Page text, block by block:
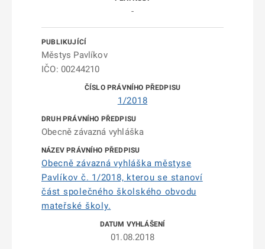
-
Městys Pavlíkov
IČO: 00244210
1/2018
Obecně závazná vyhláška
Obecně závazná vyhláška městyse
Pavlíkov č. 1/2018, kterou se stanoví
část společného školského obvodu
mateřské školy.
01.08.2018